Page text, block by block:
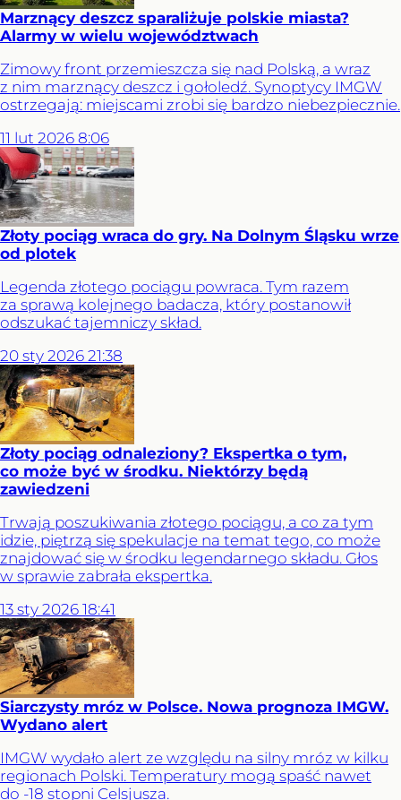
Marznący deszcz sparaliżuje polskie miasta?
Alarmy w wielu województwach
Zimowy front przemieszcza się nad Polską, a wraz
z nim marznący deszcz i gołoledź. Synoptycy IMGW
ostrzegają: miejscami zrobi się bardzo niebezpiecznie.
11 lut 2026 8:06
Złoty pociąg wraca do gry. Na Dolnym Śląsku wrze
od plotek
Legenda złotego pociągu powraca. Tym razem
za sprawą kolejnego badacza, który postanowił
odszukać tajemniczy skład.
20 sty 2026 21:38
Złoty pociąg odnaleziony? Ekspertka o tym,
co może być w środku. Niektórzy będą
zawiedzeni
Trwają poszukiwania złotego pociągu, a co za tym
idzie, piętrzą się spekulacje na temat tego, co może
znajdować się w środku legendarnego składu. Głos
w sprawie zabrała ekspertka.
13 sty 2026 18:41
Siarczysty mróz w Polsce. Nowa prognoza IMGW.
Wydano alert
IMGW wydało alert ze względu na silny mróz w kilku
regionach Polski. Temperatury mogą spaść nawet
do -18 stopni Celsjusza.